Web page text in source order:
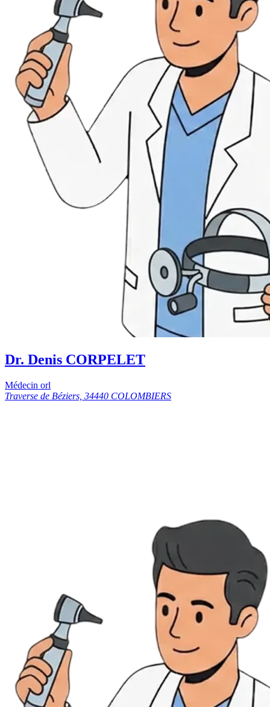
Dr. Denis CORPELET
Médecin orl
Traverse de Béziers, 34440 COLOMBIERS